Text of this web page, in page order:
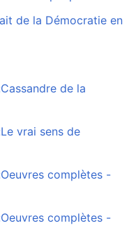
de la Démocratie en
de la
vrai sens de
complètes -
complètes -